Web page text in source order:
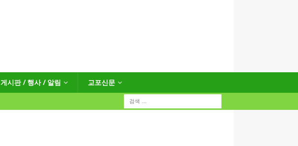
게시판 / 행사 / 알림 교포신문